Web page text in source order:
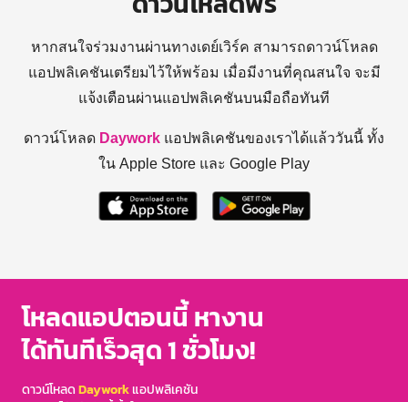
หากสนใจร่วมงานผ่านทางเดย์เวิร์ค สามารถดาวน์โหลด
แอปพลิเคชันเตรียมไว้ให้พร้อม เมื่อมีงานที่คุณสนใจ จะมี
แจ้งเตือนผ่านแอปพลิเคชันบนมือถือทันที
ดาวน์โหลด Daywork แอปพลิเคชันของเราได้แล้ววันนี้ ทั้ง
ใน Apple Store และ Google Play
โหลดแอปตอนนี้ หางาน
ได้ทันทีเร็วสุด 1 ชั่วโมง!
ดาวน์โหลดDayworkแอปพลิเคชัน